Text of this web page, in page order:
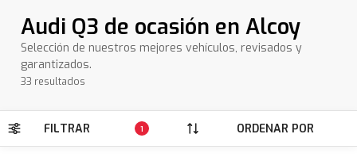
Audi Q3 de ocasión en Alcoy
Selección de nuestros mejores vehículos, revisados y
garantizados.
33 resultados
FILTRAR 1 ORDENAR POR